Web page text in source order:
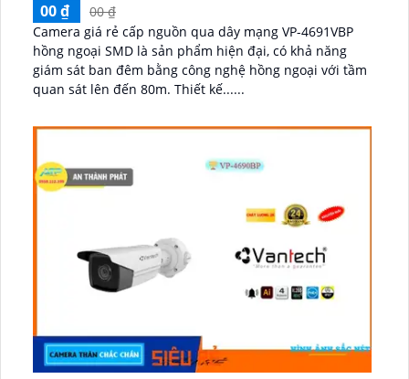
00 ₫
00 ₫
Camera giá rẻ cấp nguồn qua dây mạng VP-4691VBP
hồng ngoại SMD là sản phẩm hiện đại, có khả năng
giám sát ban đêm bằng công nghệ hồng ngoại với tầm
quan sát lên đến 80m. Thiết kế......